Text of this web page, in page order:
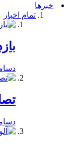
خبرها
تمام اخبار
دسامبر
دسامبر